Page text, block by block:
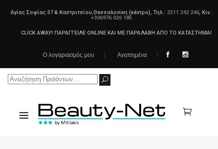
Αγίας Σοφίας 37 & Καστριτσίου,Θεσσαλονίκη (κέντρο), Τηλ.: 2311 242 246, Κιν.:
+306976 026 185
CLICK AWAY! ΠΑΡΑΓΓΕΙΛΕ ONLINE ΚΑΙ ΜΕ ΠΑΡΑΛΑΒΗ ΑΠΟ ΤΟ ΚΑΤΑΣΤΗΜΑ!
Ο λογαριασμός μου Αγαπημένα
Search